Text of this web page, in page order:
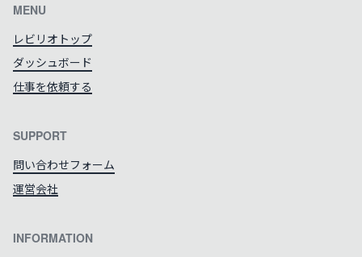
MENU
レビリオトップ
ダッシュボード
仕事を依頼する
SUPPORT
問い合わせフォーム
運営会社
INFORMATION